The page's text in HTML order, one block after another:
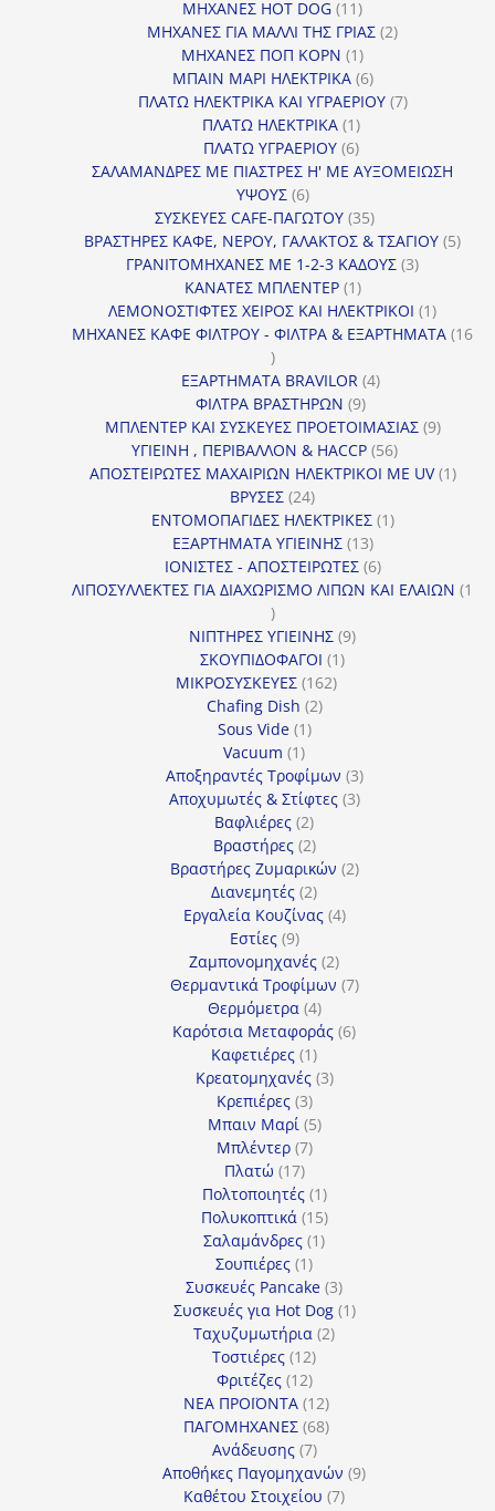
ΜΗΧΑΝΕΣ HOT DOG 1111
προϊόντα
ΜΗΧΑΝΕΣ ΓΙΑ ΜΑΛΛΙ ΤΗΣ ΓΡΙΑΣ 22
ΜΗΧΑΝΕΣ ΠΟΠ ΚΟΡΝ 11
προϊόν
ΜΠΑΙΝ ΜΑΡΙ ΗΛΕΚΤΡΙΚΑ 66
προϊόντα
ΠΛΑΤΩ ΗΛΕΚΤΡΙΚΑ ΚΑΙ ΥΓΡΑΕΡΙΟΥ 77
ΠΛΑΤΩ ΗΛΕΚΤΡΙΚΑ 11
προϊόν
ΠΛΑΤΩ ΥΓΡΑΕΡΙΟΥ 66
προϊόντα
ΣΑΛΑΜΑΝΔΡΕΣ ΜΕ ΠΙΑΣΤΡΕΣ Η' ΜΕ ΑΥΞΟΜΕΙΩΣΗ
ΥΨΟΥΣ 66
προϊόντα
ΣΥΣΚΕΥΕΣ CAFE-ΠΑΓΩΤΟΥ 3535
προϊόντα
ΒΡΑΣΤΗΡΕΣ ΚΑΦΕ, ΝΕΡΟΥ, ΓΑΛΑΚΤΟΣ & ΤΣΑΓΙΟΥ 55
ΓΡΑΝΙΤΟΜΗΧΑΝΕΣ ΜΕ 1-2-3 ΚΑΔΟΥΣ 33
ΚΑΝΑΤΕΣ ΜΠΛΕΝΤΕΡ 11
προϊόν
ΛΕΜΟΝΟΣΤΙΦΤΕΣ ΧΕΙΡΟΣ ΚΑΙ ΗΛΕΚΤΡΙΚΟΙ 11
προϊόν
ΜΗΧΑΝΕΣ ΚΑΦΕ ΦΙΛΤΡΟΥ - ΦΙΛΤΡΑ & ΕΞΑΡΤΗΜΑΤΑ 16
16
προϊόντα
ΕΞΑΡΤΗΜΑΤΑ BRAVILOR 44
ΦΙΛΤΡΑ ΒΡΑΣΤΗΡΩΝ 99
προϊόντα
ΜΠΛΕΝΤΕΡ ΚΑΙ ΣΥΣΚΕΥΕΣ ΠΡΟΕΤΟΙΜΑΣΙΑΣ 99
ΥΓΙΕΙΝΗ , ΠΕΡΙΒΑΛΛΟΝ & HACCP 5656
προϊόντα
ΑΠΟΣΤΕΙΡΩΤΕΣ ΜΑΧΑΙΡΙΩΝ ΗΛΕΚΤΡΙΚΟΙ ΜΕ UV 11
ΒΡΥΣΕΣ 2424
προϊόντα
ΕΝΤΟΜΟΠΑΓΙΔΕΣ ΗΛΕΚΤΡΙΚΕΣ 11
ΕΞΑΡΤΗΜΑΤΑ ΥΓΙΕΙΝΗΣ 1313
προϊόντα
ΙΟΝΙΣΤΕΣ - ΑΠΟΣΤΕΙΡΩΤΕΣ 66
προϊόντα
ΛΙΠΟΣΥΛΛΕΚΤΕΣ ΓΙΑ ΔΙΑΧΩΡΙΣΜΟ ΛΙΠΩΝ ΚΑΙ ΕΛΑΙΩΝ 1
1
προϊόν
ΝΙΠΤΗΡΕΣ ΥΓΙΕΙΝΗΣ 99
ΣΚΟΥΠΙΔΟΦΑΓΟΙ 11
ΜΙΚΡΟΣΥΣΚΕΥΕΣ 162162
Chafing Dish 22
Sous Vide 11
Vacuum 11
προϊόν
Αποξηραντές Τροφίμων 33
προϊόντα
Αποχυμωτές & Στίφτες 33
Βαφλιέρες 22
προϊόντα
Βραστήρες 22
προϊόντα
Βραστήρες Ζυμαρικών 22
Διανεμητές 22
προϊόντα
Εργαλεία Κουζίνας 44
Εστίες 99
προϊόντα
Ζαμπονομηχανές 22
προϊόντα
Θερμαντικά Τροφίμων 77
Θερμόμετρα 44
προϊόντα
Καρότσια Μεταφοράς 66
Καφετιέρες 11
προϊόν
Κρεατομηχανές 33
Κρεπιέρες 33
προϊόντα
Μπαιν Μαρί 55
Μπλέντερ 77
Πλατώ 1717
προϊόντα
Πολτοποιητές 11
προϊόν
Πολυκοπτικά 1515
προϊόντα
Σαλαμάνδρες 11
Σουπιέρες 11
προϊόν
Συσκευές Pancake 33
προϊόντα
Συσκευές για Hot Dog 11
Ταχυζυμωτήρια 22
Τοστιέρες 1212
προϊόντα
Φριτέζες 1212
προϊόντα
ΝΕΑ ΠΡΟΪΟΝΤΑ 1212
προϊόντα
ΠΑΓΟΜΗΧΑΝΕΣ 6868
Ανάδευσης 77
προϊόντα
Αποθήκες Παγομηχανών 99
Καθέτου Στοιχείου 77